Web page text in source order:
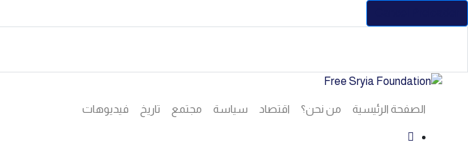
الصفحة الرئيسية من نحن؟ اقتصاد سياسة مجتمع تاريخ فيديوهات